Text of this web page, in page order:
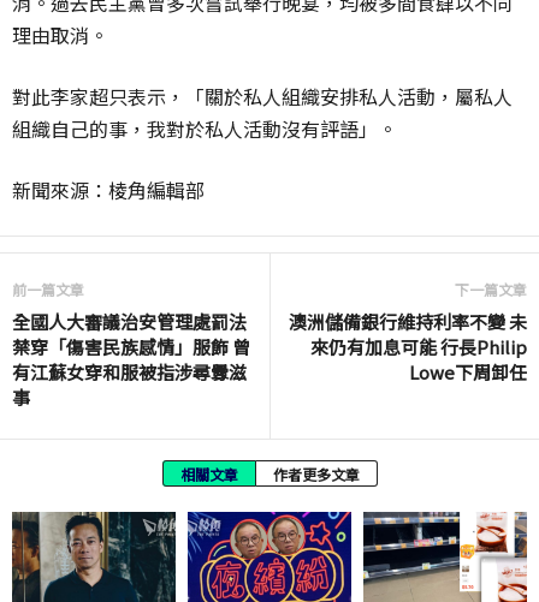
理由取消。
對此李家超只表示，「關於私人組織安排私人活動，屬私人
組織自己的事，我對於私人活動沒有評語」。
新聞來源：棱角編輯部
前一篇文章
全國人大審議治安管理處罰法
禁穿「傷害民族感情」服飾 曾
有江蘇女穿和服被指涉尋釁滋
事
下一篇文章
澳洲儲備銀行維持利率不變 未
來仍有加息可能 行長Philip
Lowe下周卸任
相關文章 作者更多文章